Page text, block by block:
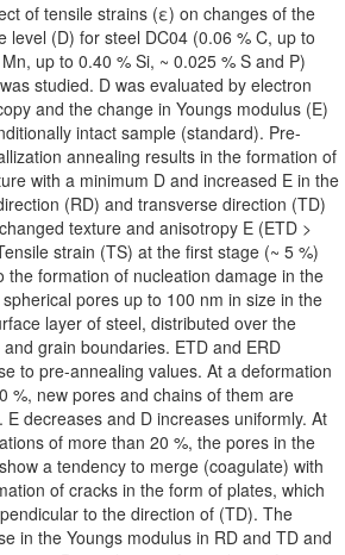
of tensile strains (ε) on changes of the
level (D) for steel DC04 (0.06 % C, up to
up to 0.40 % Si, ~ 0.025 % S and P)
studied. D was evaluated by electron
and the change in Youngs modulus (E)
intact sample (standard). Pre-
annealing results in the formation of
with a minimum D and increased E in the
(RD) and transverse direction (TD)
texture and anisotropy E (ETD >
strain (TS) at the first stage (~ 5 %)
the formation of nucleation damage in the
pores up to 100 nm in size in the
layer of steel, distributed over the
grain boundaries. ETD and ERD
to pre-annealing values. At a deformation
%, new pores and chains of them are
E decreases and D increases uniformly. At
of more than 20 %, the pores in the
a tendency to merge (coagulate) with
of cracks in the form of plates, which
to the direction of (TD). The
in the Youngs modulus in RD and TD and